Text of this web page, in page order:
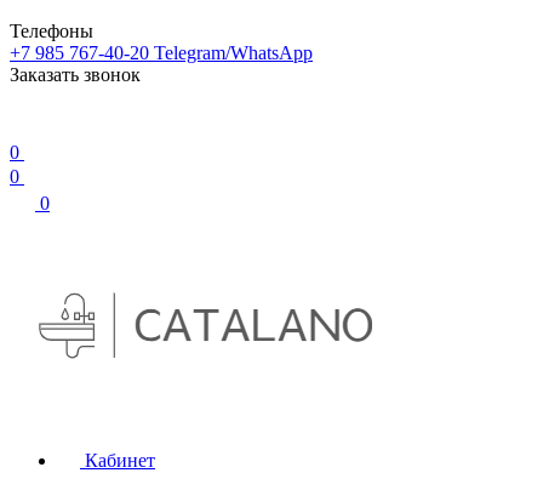
Телефоны
+7 985 767-40-20 Telegram/WhatsApp
Заказать звонок
0
0
0
Кабинет